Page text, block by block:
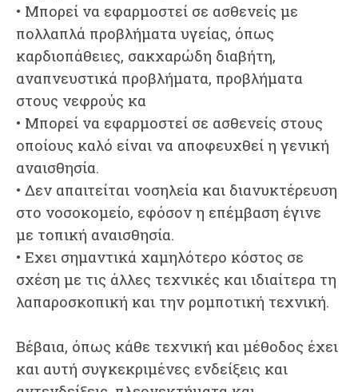
• Μπορεί να εφαρμοστεί σε ασθενείς με
πολλαπλά προβλήματα υγείας, όπως
καρδιοπάθειες, σακχαρώδη διαβήτη,
αναπνευστικά προβλήματα, προβλήματα
στους νεφρούς κα
• Μπορεί να εφαρμοστεί σε ασθενείς στους
οποίους καλό είναι να αποφευχθεί η γενική
αναισθησία.
• Δεν απαιτείται νοσηλεία και διανυκτέρευση
στο νοσοκομείο, εφόσον η επέμβαση έγινε
με τοπική αναισθησία.
• Εχει σημαντικά χαμηλότερο κόστος σε
σχέση με τις άλλες τεχνικές και ιδιαίτερα τη
λαπαροσκοπική και την ρομποτική τεχνική.
​Βέβαια, όπως κάθε τεχνική και μέθοδος έχει
και αυτή συγκεκριμένες ενδείξεις και